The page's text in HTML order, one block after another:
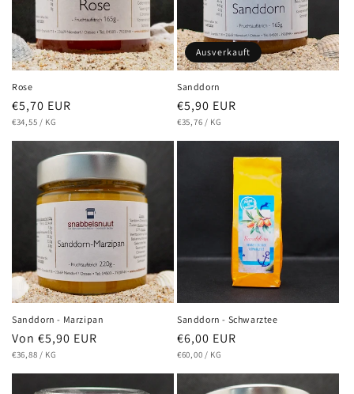
Rose
Normaler
Preis
€5,70 EUR
GRUNDPREIS
€34,55 / PRO
KG
Ausverkauft
Sanddorn
Normaler
Preis
€5,90 EUR
GRUNDPREIS
€35,76 / PRO
KG
Sanddorn - Marzipan
Normaler
Preis
Von €5,90 EUR
GRUNDPREIS
€36,88 / PRO
KG
Sanddorn - Schwarztee
Normaler
Preis
€6,00 EUR
GRUNDPREIS
€60,00 / PRO
KG